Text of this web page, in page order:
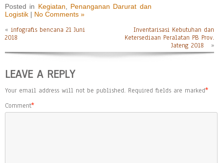
Posted in Kegiatan, Penanganan Darurat dan
Logistik | No Comments »
« infografis bencana 21 Juni
2018
Inventarisasi Kebutuhan dan
Ketersediaan Peralatan PB Prov.
Jateng 2018
»
LEAVE A REPLY
Your email address will not be published. Required fields are marked*
Comment*